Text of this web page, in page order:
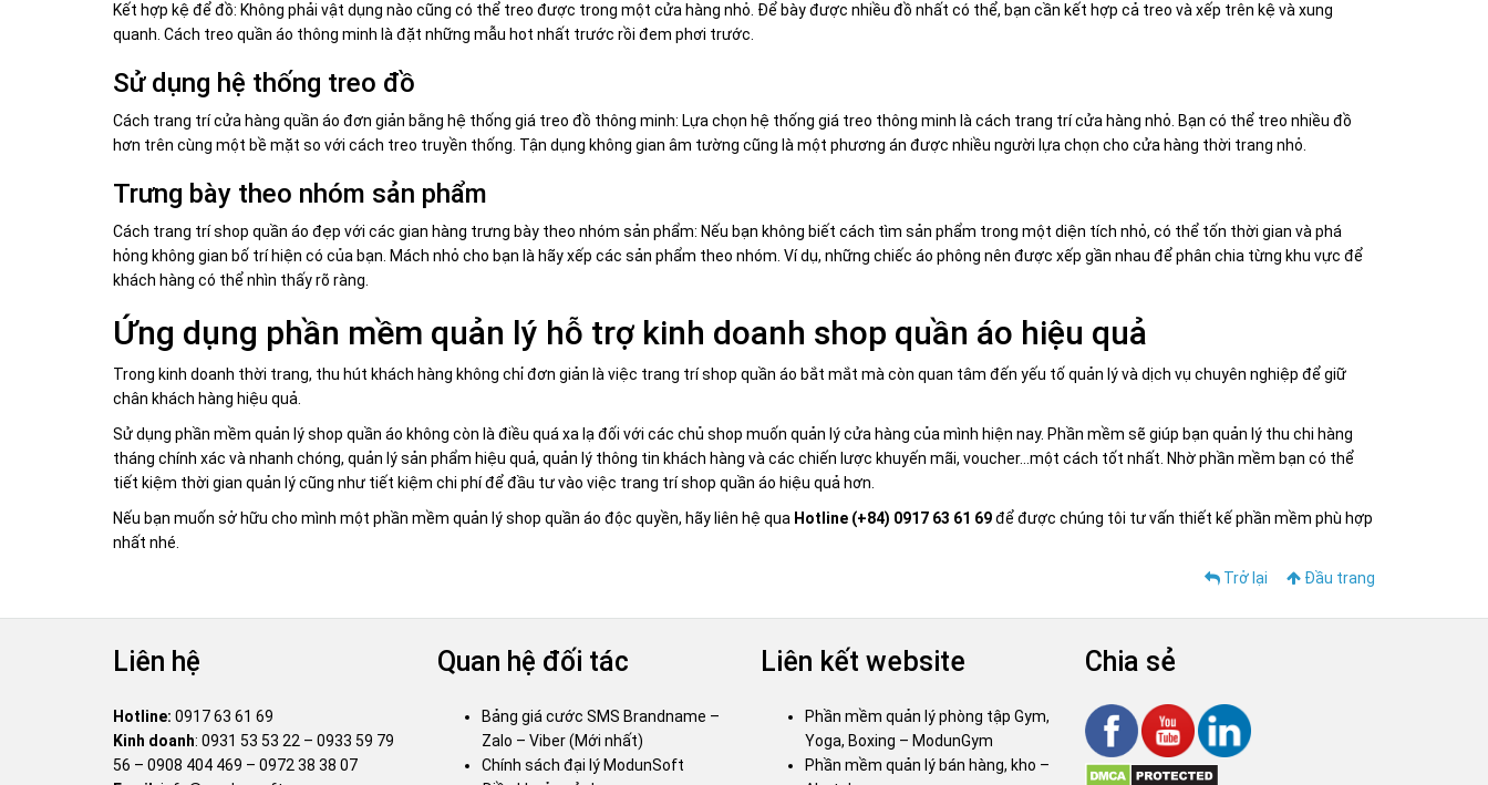
Kết hợp kệ để đồ: Không phải vật dụng nào cũng có thể treo được trong một cửa hàng nhỏ. Để bày được nhiều đồ nhất có thể, bạn cần kết hợp cả treo và xếp trên kệ và xung
quanh. Cách treo quần áo thông minh là đặt những mẫu hot nhất trước rồi đem phơi trước.
Sử dụng hệ thống treo đồ
Cách trang trí cửa hàng quần áo đơn giản bằng hệ thống giá treo đồ thông minh: Lựa chọn hệ thống giá treo thông minh là cách trang trí cửa hàng nhỏ. Bạn có thể treo nhiều đồ
hơn trên cùng một bề mặt so với cách treo truyền thống. Tận dụng không gian âm tường cũng là một phương án được nhiều người lựa chọn cho cửa hàng thời trang nhỏ.
Trưng bày theo nhóm sản phẩm
Cách trang trí shop quần áo đẹp với các gian hàng trưng bày theo nhóm sản phẩm: Nếu bạn không biết cách tìm sản phẩm trong một diện tích nhỏ, có thể tốn thời gian và phá
hỏng không gian bố trí hiện có của bạn. Mách nhỏ cho bạn là hãy xếp các sản phẩm theo nhóm. Ví dụ, những chiếc áo phông nên được xếp gần nhau để phân chia từng khu vực để
khách hàng có thể nhìn thấy rõ ràng.
Ứng dụng phần mềm quản lý hỗ trợ kinh doanh shop quần áo hiệu quả
Trong kinh doanh thời trang, thu hút khách hàng không chỉ đơn giản là việc trang trí shop quần áo bắt mắt mà còn quan tâm đến yếu tố quản lý và dịch vụ chuyên nghiệp để giữ
chân khách hàng hiệu quả.
Sử dụng phần mềm quản lý shop quần áo không còn là điều quá xa lạ đối với các chủ shop muốn quản lý cửa hàng của mình hiện nay. Phần mềm sẽ giúp bạn quản lý thu chi hàng
tháng chính xác và nhanh chóng, quản lý sản phẩm hiệu quả, quản lý thông tin khách hàng và các chiến lược khuyến mãi, voucher…một cách tốt nhất. Nhờ phần mềm bạn có thể
tiết kiệm thời gian quản lý cũng như tiết kiệm chi phí để đầu tư vào việc trang trí shop quần áo hiệu quả hơn.
Nếu bạn muốn sở hữu cho mình một phần mềm quản lý shop quần áo độc quyền, hãy liên hệ qua Hotline (+84) 0917 63 61 69để được chúng tôi tư vấn thiết kế phần mềm phù hợp
nhất nhé.
Trở lại
Đầu trang
Liên hệ
Hotline: 0917 63 61 69
Kinh doanh: 0931 53 53 22 – 0933 59 79
56 – 0908 404 469 – 0972 38 38 07
Quan hệ đối tác
Bảng giá cước SMS Brandname –
Zalo – Viber (Mới nhất)
Chính sách đại lý ModunSoft
Liên kết website
Phần mềm quản lý phòng tập Gym,
Yoga, Boxing – ModunGym
Phần mềm quản lý bán hàng, kho –
Chia sẻ